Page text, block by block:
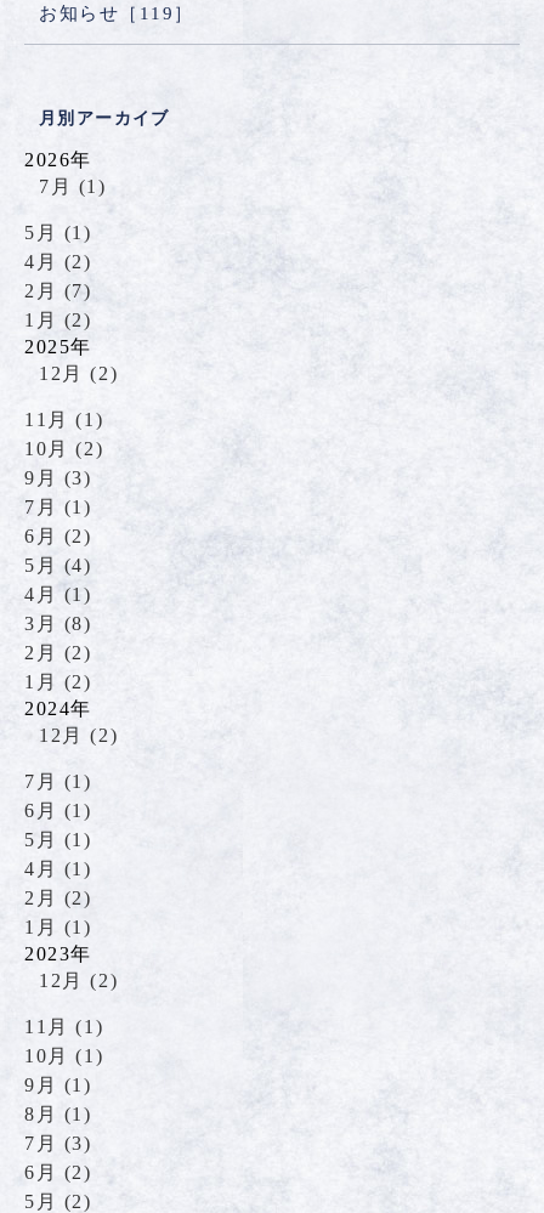
お知らせ［ 119 ］
月別アーカイブ
2026年
7月 (1)
5月 (1)
4月 (2)
2月 (7)
1月 (2)
2025年
12月 (2)
11月 (1)
10月 (2)
9月 (3)
7月 (1)
6月 (2)
5月 (4)
4月 (1)
3月 (8)
2月 (2)
1月 (2)
2024年
12月 (2)
7月 (1)
6月 (1)
5月 (1)
4月 (1)
2月 (2)
1月 (1)
2023年
12月 (2)
11月 (1)
10月 (1)
9月 (1)
8月 (1)
7月 (3)
6月 (2)
5月 (2)